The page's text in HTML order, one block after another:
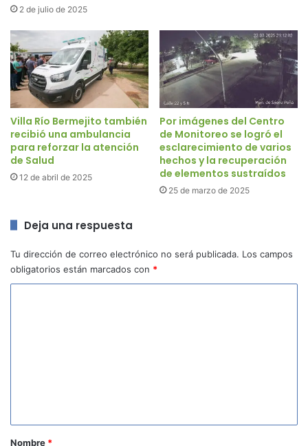
2 de julio de 2025
Villa Río Bermejito también
recibió una ambulancia
para reforzar la atención
de Salud
12 de abril de 2025
Por imágenes del Centro
de Monitoreo se logró el
esclarecimiento de varios
hechos y la recuperación
de elementos sustraídos
25 de marzo de 2025
Deja una respuesta
Tu dirección de correo electrónico no será publicada. Los campos
obligatorios están marcados con *
rNombre *